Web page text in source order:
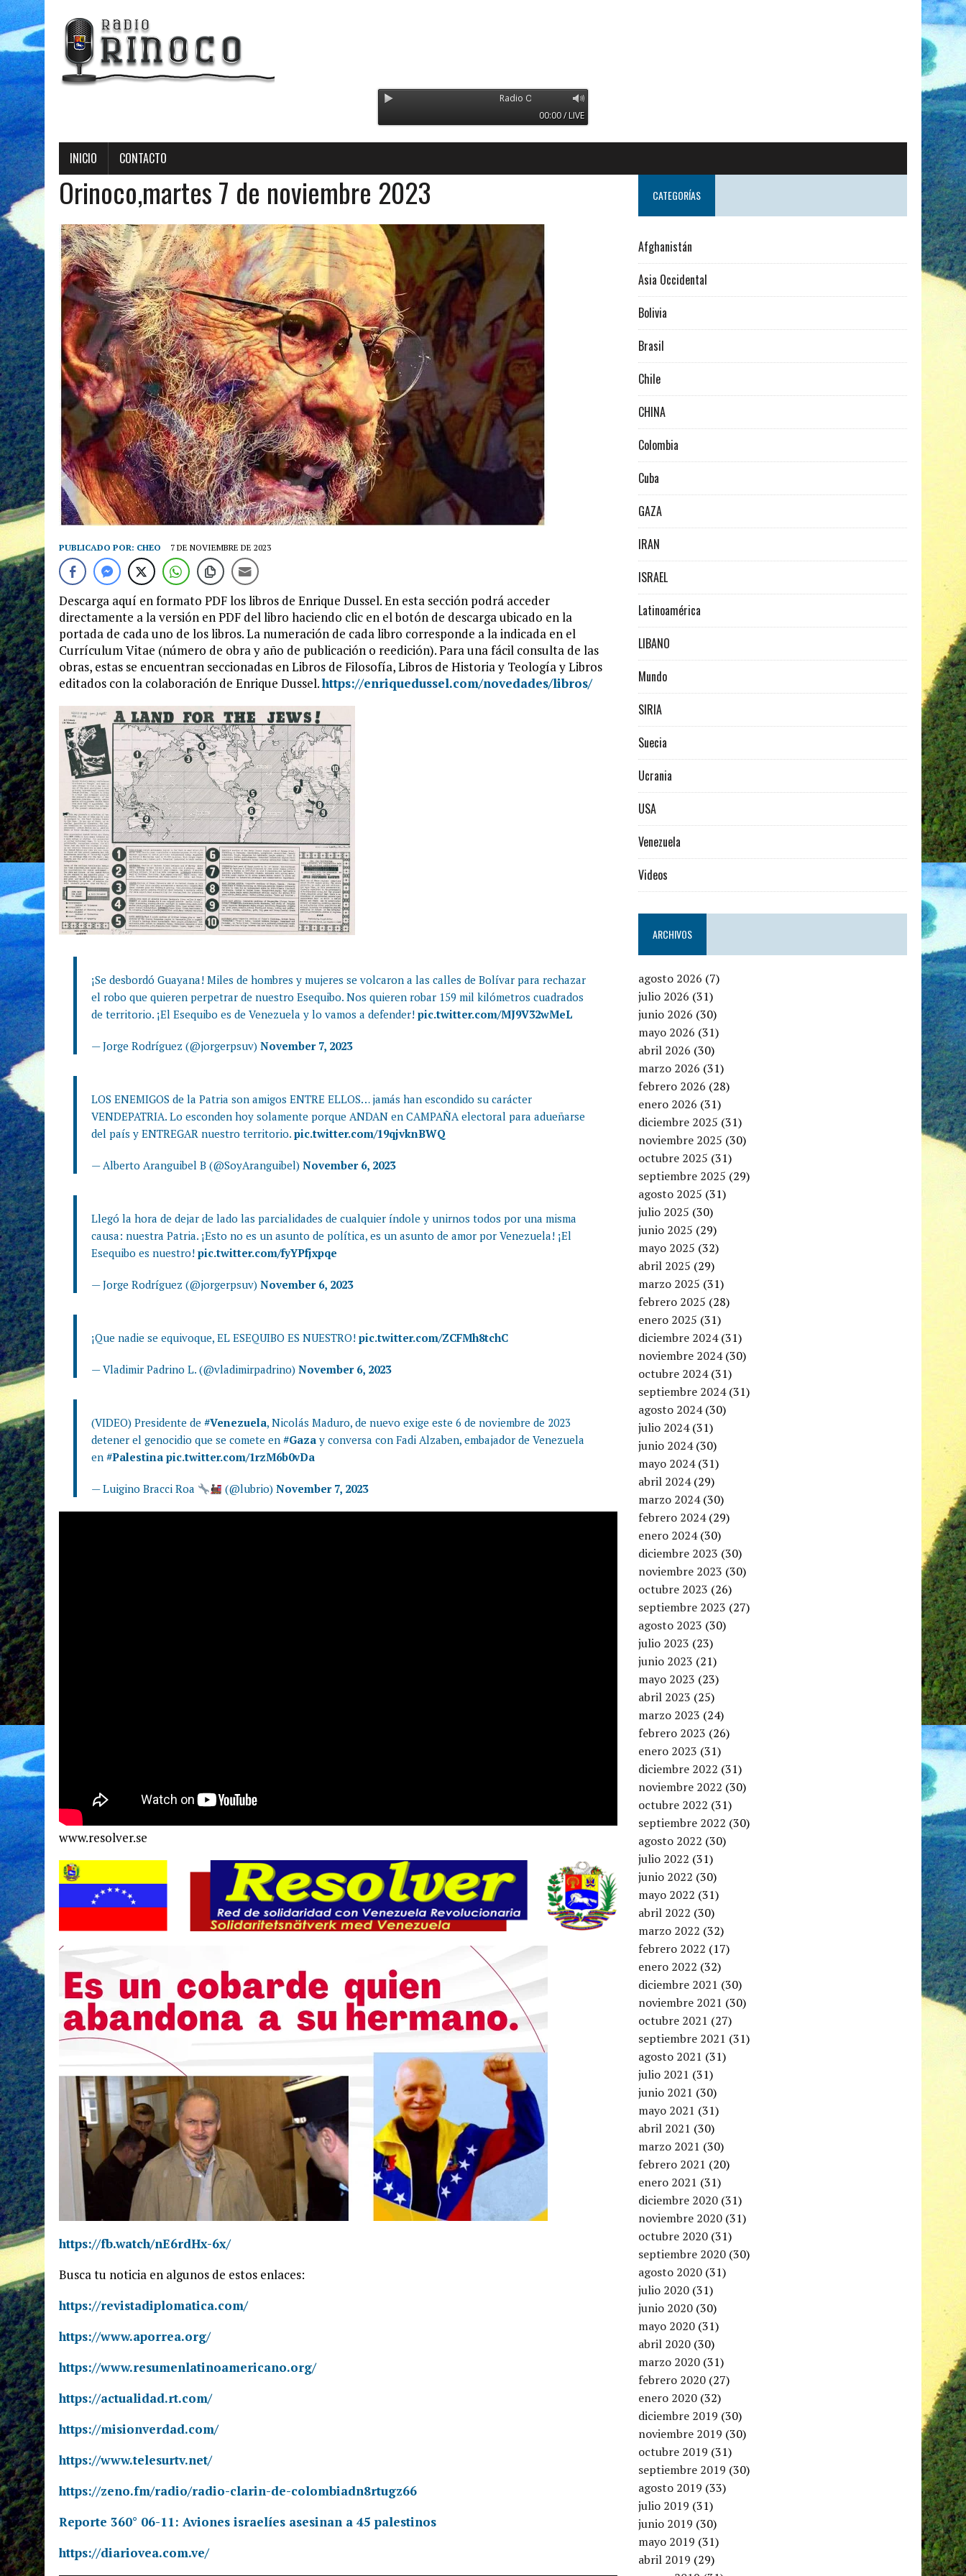
Radio Orinoco - Transmitiendo desde Suecia
00:00 / LIVE
INICIO CONTACTO
Orinoco,martes 7 de noviembre 2023
PUBLICADO POR: CHEO 7 DE NOVIEMBRE DE 2023
Descarga aquí en formato PDF los libros de Enrique Dussel. En esta sección podrá acceder
directamente a la versión en PDF del libro haciendo clic en el botón de descarga ubicado en la
portada de cada uno de los libros. La numeración de cada libro corresponde a la indicada en el
Currículum Vitae (número de obra y año de publicación o reedición). Para una fácil consulta de las
obras, estas se encuentran seccionadas en Libros de Filosofía, Libros de Historia y Teología y Libros
editados con la colaboración de Enrique Dussel.https://enriquedussel.com/novedades/libros/
¡Se desbordó Guayana! Miles de hombres y mujeres se volcaron a las calles de Bolívar para rechazar
el robo que quieren perpetrar de nuestro Esequibo. Nos quieren robar 159 mil kilómetros cuadrados
de territorio. ¡El Esequibo es de Venezuela y lo vamos a defender! pic.twitter.com/MJ9V32wMeL
— Jorge Rodríguez (@jorgerpsuv) November 7, 2023
LOS ENEMIGOS de la Patria son amigos ENTRE ELLOS… jamás han escondido su carácter
VENDEPATRIA. Lo esconden hoy solamente porque ANDAN en CAMPAÑA electoral para adueñarse
del país y ENTREGAR nuestro territorio. pic.twitter.com/19qjvknBWQ
— Alberto Aranguibel B (@SoyAranguibel) November 6, 2023
Llegó la hora de dejar de lado las parcialidades de cualquier índole y unirnos todos por una misma
causa: nuestra Patria. ¡Esto no es un asunto de política, es un asunto de amor por Venezuela! ¡El
Esequibo es nuestro! pic.twitter.com/fyYPfjxpqe
— Jorge Rodríguez (@jorgerpsuv) November 6, 2023
¡Que nadie se equivoque, EL ESEQUIBO ES NUESTRO! pic.twitter.com/ZCFMh8tchC
— Vladimir Padrino L. (@vladimirpadrino) November 6, 2023
(VIDEO) Presidente de #Venezuela, Nicolás Maduro, de nuevo exige este 6 de noviembre de 2023
detener el genocidio que se comete en #Gaza y conversa con Fadi Alzaben, embajador de Venezuela
en #Palestina pic.twitter.com/1rzM6b0vDa
— Luigino Bracci Roa (@lubrio)November 7, 2023
www.resolver.se
https://fb.watch/nE6rdHx-6x/
Busca tu noticia en algunos de estos enlaces:
https://revistadiplomatica.com/
https://www.aporrea.org/
https://www.resumenlatinoamericano.org/
https://actualidad.rt.com/
https://misionverdad.com/
https://www.telesurtv.net/
https://zeno.fm/radio/radio-clarin-de-colombiadn8rtugz66
Reporte 360° 06-11: Aviones israelíes asesinan a 45 palestinos
https://diariovea.com.ve/
CATEGORÍAS
Afghanistán
Asia Occidental
Bolivia
Brasil
Chile
CHINA
Colombia
Cuba
GAZA
IRAN
ISRAEL
Latinoamérica
LIBANO
Mundo
SIRIA
Suecia
Ucrania
USA
Venezuela
Videos
ARCHIVOS
agosto 2026 (7)
julio 2026 (31)
junio 2026 (30)
mayo 2026 (31)
abril 2026 (30)
marzo 2026 (31)
febrero 2026 (28)
enero 2026 (31)
diciembre 2025 (31)
noviembre 2025 (30)
octubre 2025 (31)
septiembre 2025 (29)
agosto 2025 (31)
julio 2025 (30)
junio 2025 (29)
mayo 2025 (32)
abril 2025 (29)
marzo 2025 (31)
febrero 2025 (28)
enero 2025 (31)
diciembre 2024(31)
noviembre 2024(30)
octubre 2024(31)
septiembre 2024(31)
agosto 2024(30)
julio 2024(31)
junio 2024(30)
mayo 2024(31)
abril 2024(29)
marzo 2024(30)
febrero 2024(29)
enero 2024(30)
diciembre 2023 (30)
noviembre 2023 (30)
octubre 2023 (26)
septiembre 2023 (27)
agosto 2023 (30)
julio 2023 (23)
junio 2023 (21)
mayo 2023 (23)
abril 2023 (25)
marzo 2023 (24)
febrero 2023 (26)
enero 2023 (31)
diciembre 2022 (31)
noviembre 2022 (30)
octubre 2022 (31)
septiembre 2022 (30)
agosto 2022 (30)
julio 2022 (31)
junio 2022 (30)
mayo 2022 (31)
abril 2022 (30)
marzo 2022 (32)
febrero 2022 (17)
enero 2022 (32)
diciembre 2021 (30)
noviembre 2021 (30)
octubre 2021 (27)
septiembre 2021 (31)
agosto 2021 (31)
julio 2021 (31)
junio 2021 (30)
mayo 2021 (31)
abril 2021 (30)
marzo 2021 (30)
febrero 2021 (20)
enero 2021 (31)
diciembre 2020 (31)
noviembre 2020 (31)
octubre 2020 (31)
septiembre 2020 (30)
agosto 2020 (31)
julio 2020 (31)
junio 2020 (30)
mayo 2020 (31)
abril 2020 (30)
marzo 2020 (31)
febrero 2020 (27)
enero 2020 (32)
diciembre 2019 (30)
noviembre 2019 (30)
octubre 2019 (31)
septiembre 2019 (30)
agosto 2019 (33)
julio 2019 (31)
junio 2019 (30)
mayo 2019 (31)
abril 2019 (29)